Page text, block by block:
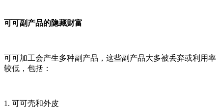
可可副产品的隐藏财富
可可加工会产生多种副产品，这些副产品大多被丢弃或利用率
较低，包括：
1. 可可壳和外皮